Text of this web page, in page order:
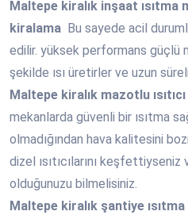
Maltepe kiralık inşaat
kiralama Bu sayede acil
edilir. yüksek performans güçlü
şekilde ısı üretirler ve uzun
Maltepe kiralık mazotlu
mekanlarda güvenli bir ısıtma
olmadığından hava kalitesini
dizel ısıtıcılarını
olduğunuzu bilmelisiniz.
Maltepe kiralık şantiye